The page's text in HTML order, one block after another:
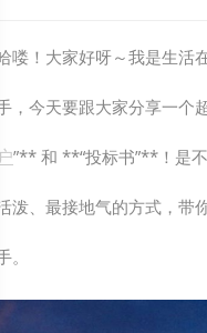
喽！大家好呀～我是生
，今天要跟大家分享一个
”** 和 **“投标书”**！是
泼、最接地气的方式，带
。